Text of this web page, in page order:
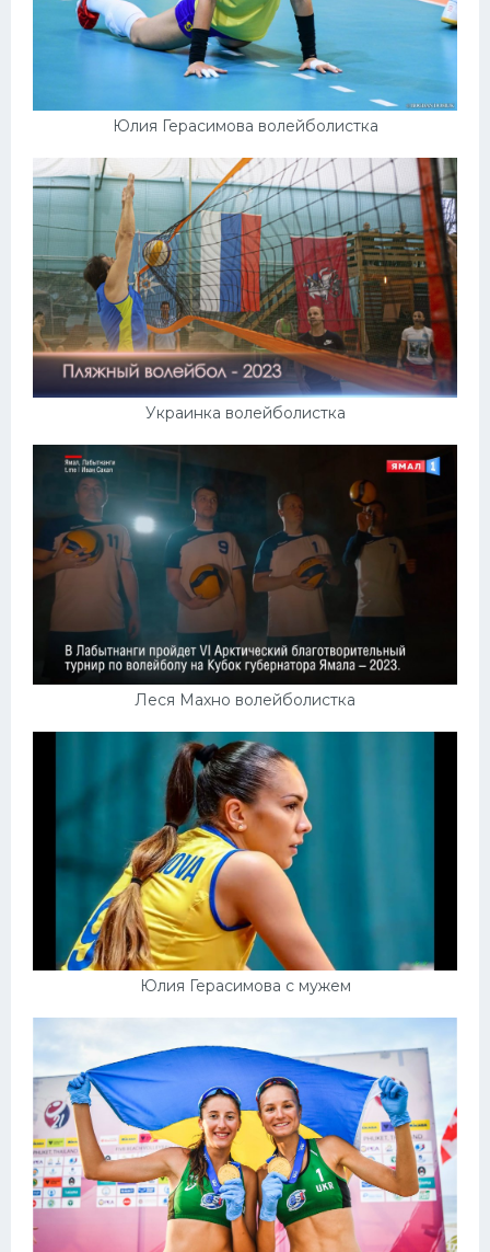
Юлия Герасимова волейболистка
Украинка волейболистка
Леся Махно волейболистка
Юлия Герасимова с мужем